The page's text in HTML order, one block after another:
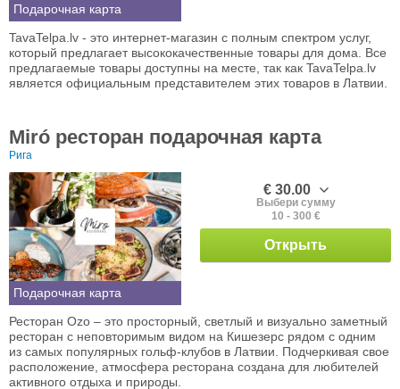
Подарочная карта
TavaTelpa.lv - это интернет-магазин с полным спектром услуг,
который предлагает высококачественные товары для дома. Все
предлагаемые товары доступны на месте, так как TavaTelpa.lv
является официальным представителем этих товаров в Латвии.
Miró ресторан подарочная карта
Рига
Подарочная карта
€ 30.00
Выбери сумму
10 - 300 €
Открыть
Ресторан Ozo – это просторный, светлый и визуально заметный
ресторан с неповторимым видом на Кишезерс рядом с одним
из самых популярных гольф-клубов в Латвии. Подчеркивая свое
расположение, атмосфера ресторана создана для любителей
активного отдыха и природы.